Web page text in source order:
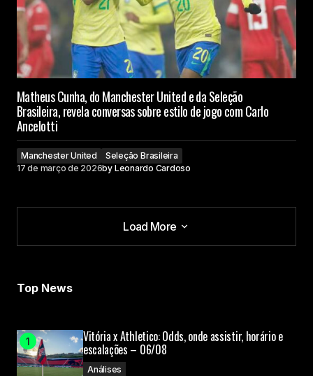
Matheus Cunha, do Manchester United e da Seleção
Brasileira, revela conversas sobre estilo de jogo com Carlo
Ancelotti
Manchester United
Seleção Brasileira
17 de março de 2026by Leonardo Cardoso
Load More
Load More
Top News
Vitória x Athletico: Odds, onde assistir, horário e
escalações – 06/08
Análises